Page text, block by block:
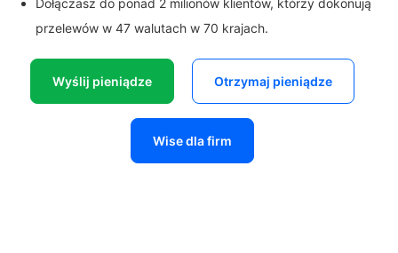
Dołączasz do ponad 2 milionów klientów, którzy dokonują
przelewów w 47 walutach w 70 krajach.
Wyślij pieniądze Otrzymaj pieniądze
Wise dla firm